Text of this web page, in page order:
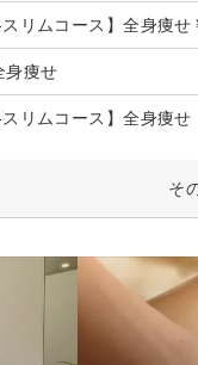
リムコース】全身痩
身痩せ
リムコース】全身痩せ
そ